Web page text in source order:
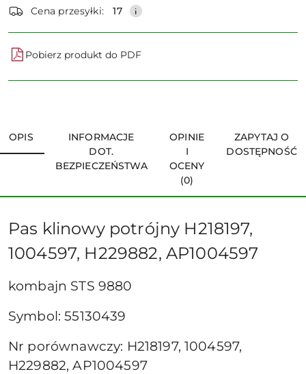
Cena przesyłki: 17
Pobierz produkt do PDF
OPIS
INFORMACJE
DOT.
BEZPIECZEŃSTWA
OPINIE
I
OCENY
(0)
ZAPYTAJ O
DOSTĘPNOŚĆ
Pas klinowy potrójny H218197,
1004597, H229882, AP1004597
kombajn STS 9880
Symbol: 55130439
Nr porównawczy: H218197, 1004597,
H229882, AP1004597